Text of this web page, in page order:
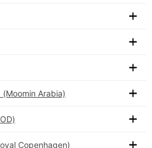
(Moomin Arabia)
Copenhagen)